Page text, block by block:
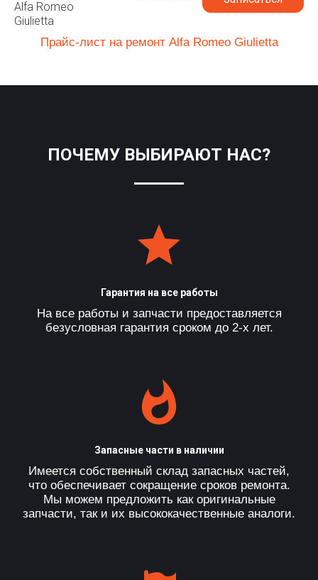
Alfa Romeo
Giulietta
Прайс-лист на ремонт Alfa Romeo Giulietta
ПОЧЕМУ ВЫБИРАЮТ НАС?
Гарантия на все работы
На все работы и запчасти предоставляется
безусловная гарантия сроком до 2-х лет.
Запасные части в наличии
Имеется собственный склад запасных частей,
что обеспечивает сокращение сроков ремонта.
Мы можем предложить как оригинальные
запчасти, так и их высококачественные аналоги.